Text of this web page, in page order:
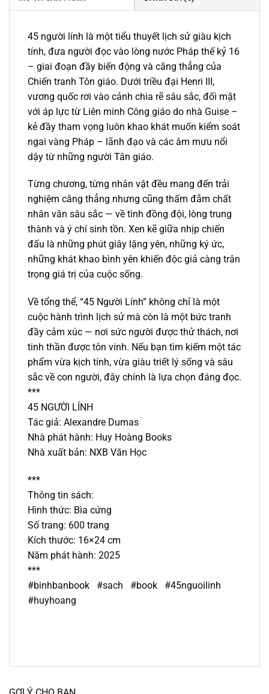
45 người lính là một tiểu thuyết lịch sử giàu kịch
tính, đưa người đọc vào lòng nước Pháp thế kỷ 16
– giai đoạn đầy biến động và căng thẳng của
Chiến tranh Tôn giáo. Dưới triều đại Henri III,
vương quốc rơi vào cảnh chia rẽ sâu sắc, đối mặt
với áp lực từ Liên minh Công giáo do nhà Guise –
kẻ đầy tham vọng luôn khao khát muốn kiểm soát
ngai vàng Pháp – lãnh đạo và các âm mưu nổi
dậy từ những người Tân giáo.
Từng chương, từng nhân vật đều mang đến trải
nghiệm căng thẳng nhưng cũng thấm đẫm chất
nhân văn sâu sắc — về tình đồng đội, lòng trung
thành và ý chí sinh tồn. Xen kẽ giữa nhịp chiến
đấu là những phút giây lặng yên, những ký ức,
những khát khao bình yên khiến độc giả càng trân
trọng giá trị của cuộc sống.
Về tổng thể, “45 Người Lính” không chỉ là một
cuộc hành trình lịch sử mà còn là một bức tranh
đầy cảm xúc — nơi sức người được thử thách, nơi
tinh thần được tôn vinh. Nếu bạn tìm kiếm một tác
phẩm vừa kịch tính, vừa giàu triết lý sống và sâu
sắc về con người, đây chính là lựa chọn đáng đọc.
***
45 NGƯỜI LÍNH
Tác giả: Alexandre Dumas
Nhà phát hành: Huy Hoàng Books
Nhà xuất bản: NXB Văn Học
***
Thông tin sách:
Hình thức: Bìa cứng
Số trang: 600 trang
Kích thước: 16×24 cm
Năm phát hành: 2025
***
#binhbanbook #sach #book #45nguoilinh
#huyhoang